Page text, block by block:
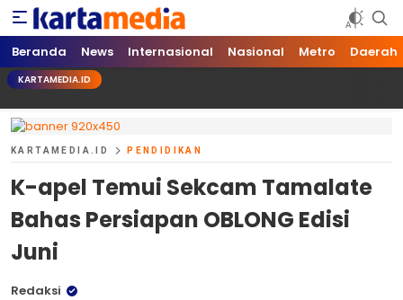
kartamedia.id
Jujur Mengabari
Beranda News Internasional Nasional Metro Daerah
KARTAMEDIA.ID
KARTAMEDIA.ID PENDIDIKAN
K-apel Temui Sekcam Tamalate
Bahas Persiapan OBLONG Edisi
Juni
Redaksi